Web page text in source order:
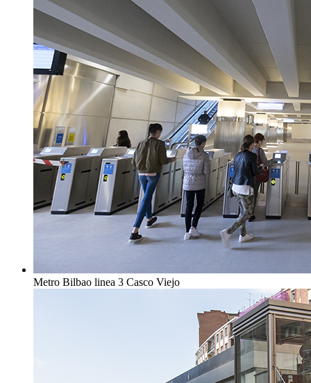
Metro Bilbao linea 3 Casco Viejo